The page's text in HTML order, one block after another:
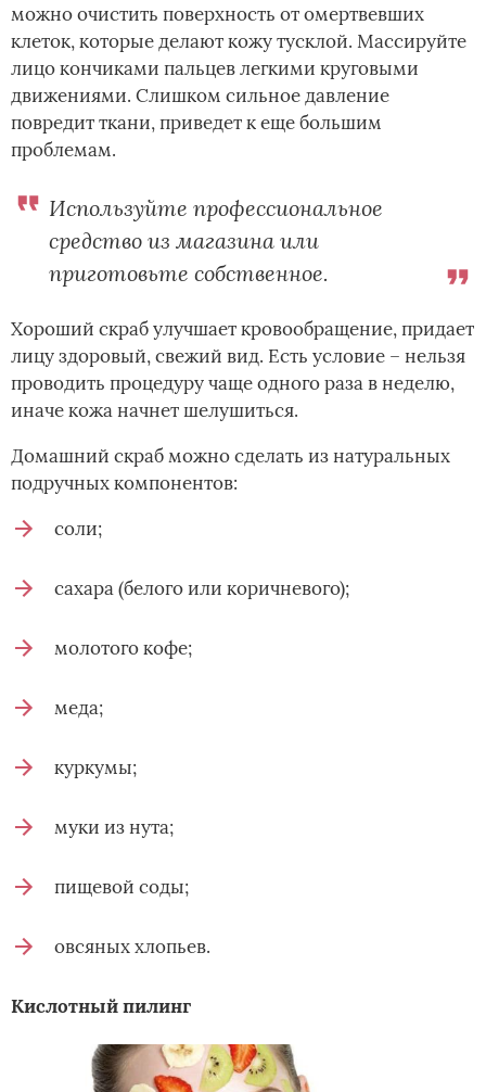
можно очистить поверхность от омертвевших
клеток, которые делают кожу тусклой. Массируйте
лицо кончиками пальцев легкими круговыми
движениями. Слишком сильное давление
повредит ткани, приведет к еще большим
проблемам.
Используйте профессиональное
средство из магазина или
приготовьте собственное.
Хороший скраб улучшает кровообращение, придает
лицу здоровый, свежий вид. Есть условие – нельзя
проводить процедуру чаще одного раза в неделю,
иначе кожа начнет шелушиться.
Домашний скраб можно сделать из натуральных
подручных компонентов:
соли;
сахара (белого или коричневого);
молотого кофе;
меда;
куркумы;
муки из нута;
пищевой соды;
овсяных хлопьев.
Кислотный пилинг